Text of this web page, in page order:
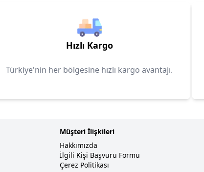
Hızlı Kargo
Türkiye'nin her bölgesine hızlı kargo avantajı.
Müşteri İlişkileri
Hakkımızda
İlgili Kişi Başvuru Formu
Çerez Politikası